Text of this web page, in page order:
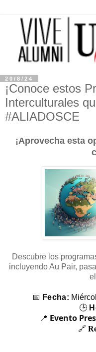
20/8/24
¡Conoce estos
Interculturales
#ALIADOSCE
¡Aprovecha esta
Descubre los
incluyendo Au Pair,
📅 Fecha:
🕒
📍 Evento
🔗